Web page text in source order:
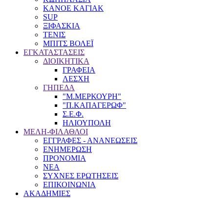
ΚΑΝΟΕ ΚΑΓΙΑΚ
SUP
ΞΙΦΑΣΚΙΑ
ΤΕΝΙΣ
ΜΠΙΤΣ ΒΟΛΕΪ
ΕΓΚΑΤΑΣΤΑΣΕΙΣ
ΔΙΟΙΚΗΤΙΚΑ
ΓΡΑΦΕΙΑ
ΛΕΣΧΗ
ΓΗΠΕΔΑ
"Μ.ΜΕΡΚΟΥΡΗ"
"Π.ΚΑΠΑΓΕΡΩΦ"
Σ.Ε.Φ.
ΗΛΙΟΥΠΟΛΗ
ΜΕΛΗ-ΦΙΛΑΘΛΟΙ
ΕΓΓΡΑΦΕΣ - ΑΝΑΝΕΩΣΕΙΣ
ΕΝΗΜΕΡΩΣΗ
ΠΡΟΝΟΜΙΑ
NEA
ΣΥΧΝΕΣ ΕΡΩΤΗΣΕΙΣ
ΕΠΙΚΟΙΝΩΝΙΑ
ΑΚΑΔΗΜΙΕΣ